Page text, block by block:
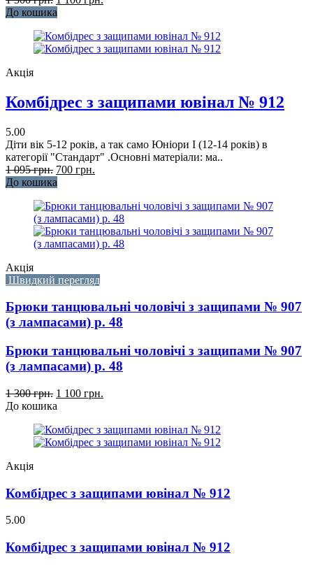
До кошика
Акція
Комбідрес з защипами ювінал № 912
5.00
Діти вік 5-12 років, а так само Юніори I (12-14 років) в
категорії "Стандарт" .Основні матеріали: ма..
1 095 грн. 700 грн.
До кошика
Акція
Швидкий перегляд
Брюки танцювальні чоловічі з защипами № 907
(з лампасами) р. 48
Брюки танцювальні чоловічі з защипами № 907
(з лампасами) р. 48
1 300 грн. 1 100 грн.
До кошика
Акція
Комбідрес з защипами ювінал № 912
5.00
Комбідрес з защипами ювінал № 912